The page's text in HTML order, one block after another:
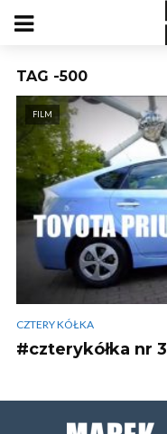
TAG -500
FILM
CZTERY KÓŁKA
#czterykółka nr 3